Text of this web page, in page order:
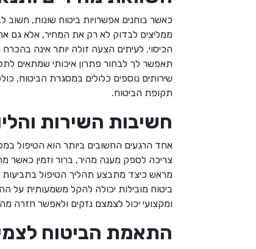
כאשר בוחנים אפשרויות ביטוח שונות, חשוב
ממליצים לבדוק לא רק את המחיר, אלא גם
הכיסוי. לעיתים הצעה זולה יותר אינה
תאפשר לך לבחור פתרון איכותי שמתאים
שירותים נוספים כלולים במסגרת הביטוח,
תקופת הביטוח.
חשיבות השירות
אחד הרגעים החשובים ביותר הוא הטיפול
צריכה לספק מענה מהיר, ברור וזמין כאשר
מראש כיצד מתבצע תהליך הטיפול בתביעות
ביטוח מובילות יכולה להקל משמעותית על
ומקצועי יכול לצמצם נזקים ולאפשר חזרה
התאמת הביטוח